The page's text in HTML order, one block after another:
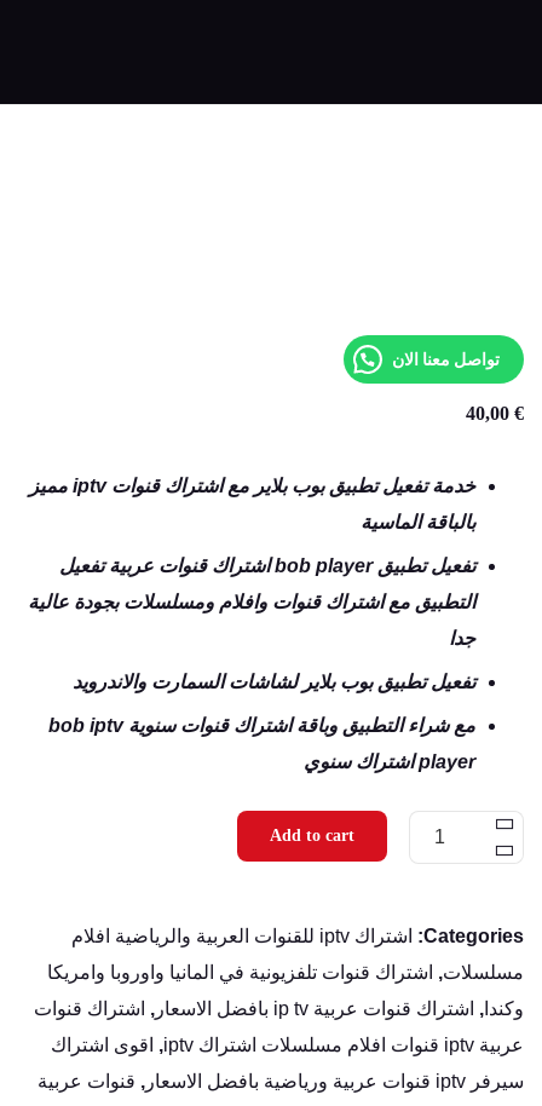
تواصل معنا الان
40,00 €
خدمة تفعيل تطبيق بوب بلاير مع اشتراك قنوات iptv مميز
بالباقة الماسية
تفعيل تطبيق bob player اشتراك قنوات عربية تفعيل
التطبيق مع اشتراك قنوات وافلام ومسلسلات بجودة عالية
جدا
تفعيل تطبيق بوب بلاير لشاشات السمارت والاندرويد
مع شراء التطبيق وباقة اشتراك قنوات سنوية bob iptv
player اشتراك سنوي
تفعيل
تطبيق
بلاير
اشتراك
iptv
سنوي
bob
Add to cart
Categories:
اشتراك iptv للقنوات العربية والرياضية افلام
مسلسلات, اشتراك قنوات تلفزيونية في المانيا واوروبا وامريكا
وكندا , اشتراك قنوات عربية ip tv بافضل الاسعار , اشتراك قنوات
عربية iptv قنوات افلام مسلسلات اشتراك iptv
, اقوى اشتراك
سيرفر iptv قنوات عربية ورياضية بافضل الاسعار
, قنوات عربية